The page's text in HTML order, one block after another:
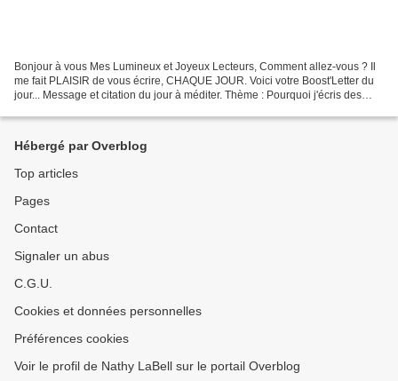
Bonjour à vous Mes Lumineux et Joyeux Lecteurs, Comment allez-vous ? Il
me fait PLAISIR de vous écrire, CHAQUE JOUR. Voici votre Boost'Letter du
jour... Message et citation du jour à méditer. Thème : Pourquoi j'écris des
Hébergé par Overblog
Top articles
Pages
Contact
Signaler un abus
C.G.U.
Cookies et données personnelles
Préférences cookies
Voir le profil de Nathy LaBell sur le portail Overblog